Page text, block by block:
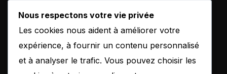
contact@b-empiremagazine.com
NEWSLETTER
Nous respectons votre vie privée
Les cookies nous aident à améliorer votre
expérience, à fournir un contenu personnalisé
et à analyser le trafic. Vous pouvez choisir les